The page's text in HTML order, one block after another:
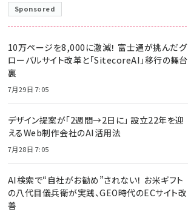
Sponsored
10万ページを8,000に激減！ 富士通が挑んだグ
ローバルサイト改革と「SitecoreAI」移行の舞台
裏
7月29日 7:05
デザイン提案が「2週間→2日に」 設立22年を迎
えるWeb制作会社のAI活用法
7月28日 7:05
AI検索で“自社がお勧め”されない！ お米ギフト
の八代目儀兵衛が実践、GEO時代のECサイト改
善